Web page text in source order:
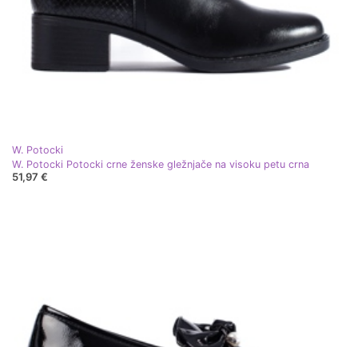
W. Potocki
W. Potocki Potocki crne ženske gležnjače na visoku petu crna
51,97 €